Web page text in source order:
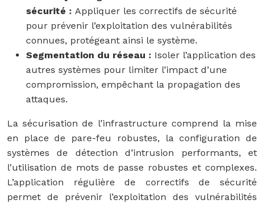
sécurité : Appliquer les correctifs de sécurité
pour prévenir l’exploitation des vulnérabilités
connues, protégeant ainsi le système.
Segmentation du réseau : Isoler l’application des
autres systèmes pour limiter l’impact d’une
compromission, empêchant la propagation des
attaques.
La sécurisation de l’infrastructure comprend la mise
en place de pare-feu robustes, la configuration de
systèmes de détection d’intrusion performants, et
l’utilisation de mots de passe robustes et complexes.
L’application régulière de correctifs de sécurité
permet de prévenir l’exploitation des vulnérabilités